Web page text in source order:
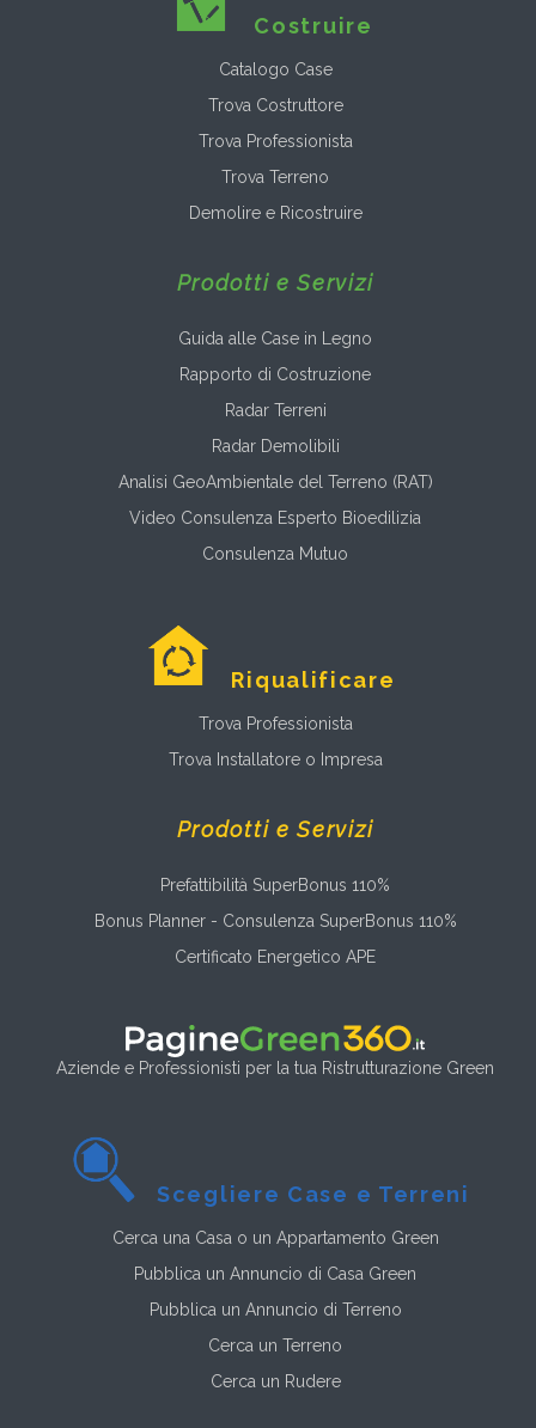
Costruire
Catalogo Case
Trova Costruttore
Trova Professionista
Trova Terreno
Demolire e Ricostruire
Prodotti e Servizi
Guida alle Case in Legno
Rapporto di Costruzione
Radar Terreni
Radar Demolibili
Analisi GeoAmbientale del Terreno (RAT)
Video Consulenza Esperto Bioedilizia
Consulenza Mutuo
Riqualificare
Trova Professionista
Trova Installatore o Impresa
Prodotti e Servizi
Prefattibilità SuperBonus 110%
Bonus Planner - Consulenza SuperBonus 110%
Certificato Energetico APE
Aziende e Professionisti per la tua Ristrutturazione Green
Scegliere Case e Terreni
Cerca una Casa o un Appartamento Green
Pubblica un Annuncio di Casa Green
Pubblica un Annuncio di Terreno
Cerca un Terreno
Cerca un Rudere